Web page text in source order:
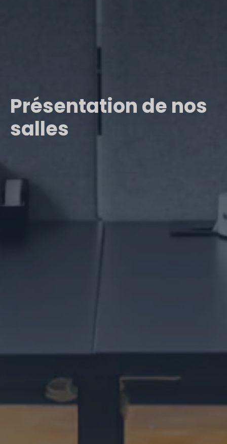
Présentation de nos
salles